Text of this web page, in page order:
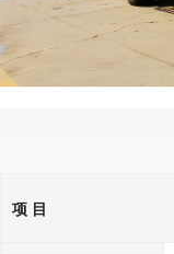
项 目